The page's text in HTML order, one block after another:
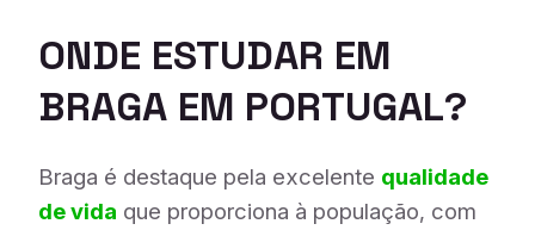
ONDE ESTUDAR EM
BRAGA EM PORTUGAL?
Braga é destaque pela excelente qualidade
de vida que proporciona à população, com